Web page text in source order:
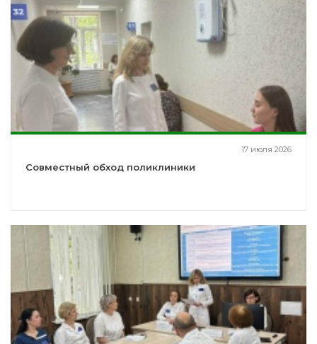
17 июля 2026
Совместный обход поликлиники